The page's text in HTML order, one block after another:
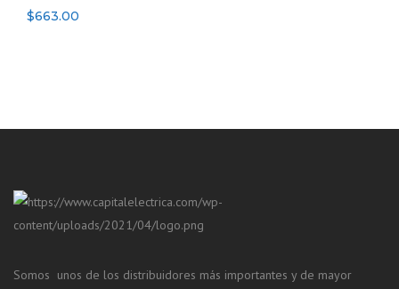
$663.00
Somos unos de los distribuidores más importantes y de mayor